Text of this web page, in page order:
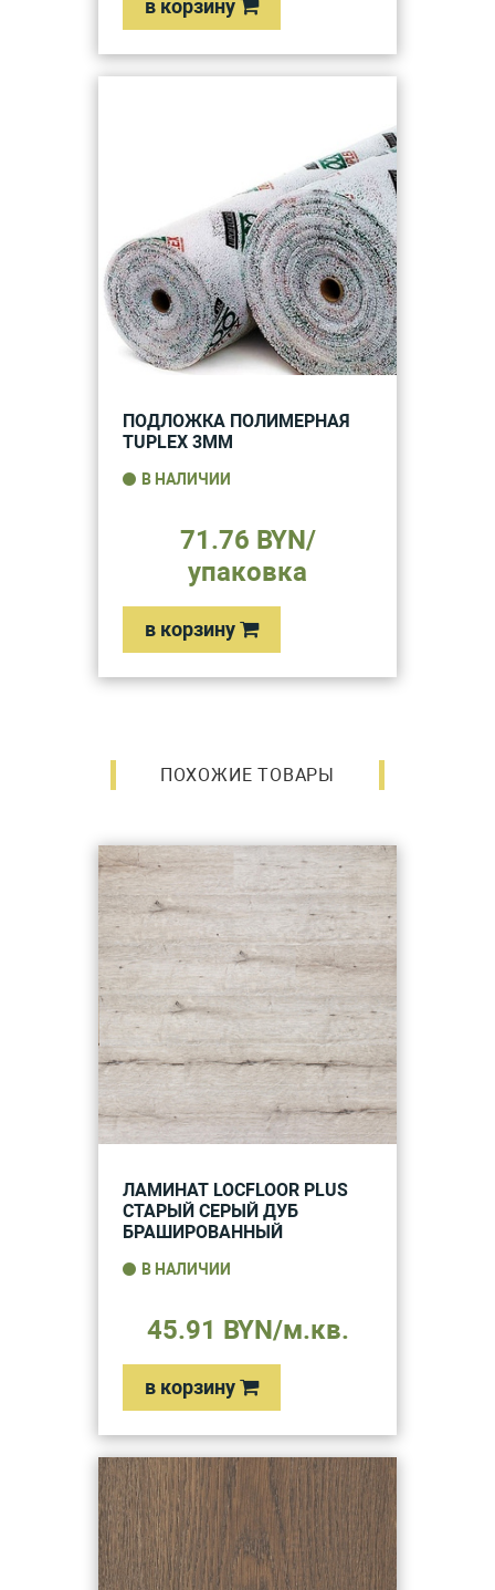
в корзину
ПОДЛОЖКА ПОЛИМЕРНАЯ
TUPLEX 3ММ
В НАЛИЧИИ
71.76 BYN/
упаковка
в корзину
ПОХОЖИЕ ТОВАРЫ
ЛАМИНАТ LOCFLOOR PLUS
СТАРЫЙ СЕРЫЙ ДУБ
БРАШИРОВАННЫЙ
В НАЛИЧИИ
45.91 BYN/м.кв.
в корзину